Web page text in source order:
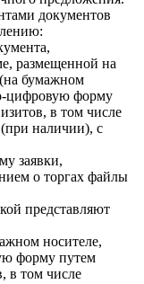
документов
размещенной на
бумажном
цифровую форму
в том числе
(при наличии), с
заявки,
о торгах файлы
представляют
носителе,
форму путем
в том числе